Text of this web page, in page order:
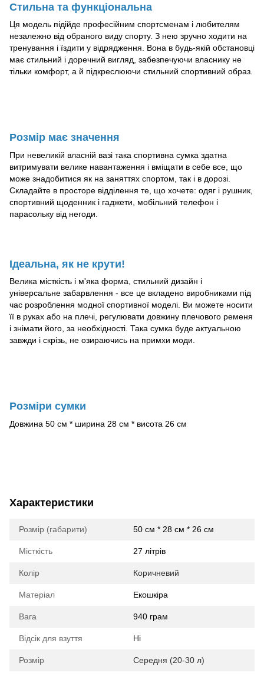
Стильна та функціональна
Ця модель підійде професійним спортсменам і любителям
незалежно від обраного виду спорту. З нею зручно ходити на
тренування і їздити у відрядження. Вона в будь-якій обстановці
має стильний і доречний вигляд, забезпечуючи власнику не
тільки комфорт, а й підкреслюючи стильний спортивний образ.
Розмір має значення
При невеликій власній вазі така спортивна сумка здатна
витримувати велике навантаження і вміщати в себе все, що
може знадобитися як на заняттях спортом, так і в дорозі.
Складайте в просторе відділення те, що хочете: одяг і рушник,
спортивний щоденник і гаджети, мобільний телефон і
парасольку від негоди.
Ідеальна, як не крути!
Велика місткість і м'яка форма, стильний дизайн і
універсальне забарвлення - все це вкладено виробниками під
час розроблення модної спортивної моделі. Ви можете носити
її в руках або на плечі, регулювати довжину плечового ременя
і знімати його, за необхідності. Така сумка буде актуальною
завжди і скрізь, не озираючись на примхи моди.
Розміри сумки
Довжина 50 см * ширина 28 см * висота 26 см
Характеристики
Розмір (габарити) 50 см * 28 см * 26 см
Місткість 27 літрів
Колір Коричневий
Матеріал Екошкіра
Вага 940 грам
Відсік для взуття Ні
Розмір Середня (20-30 л)